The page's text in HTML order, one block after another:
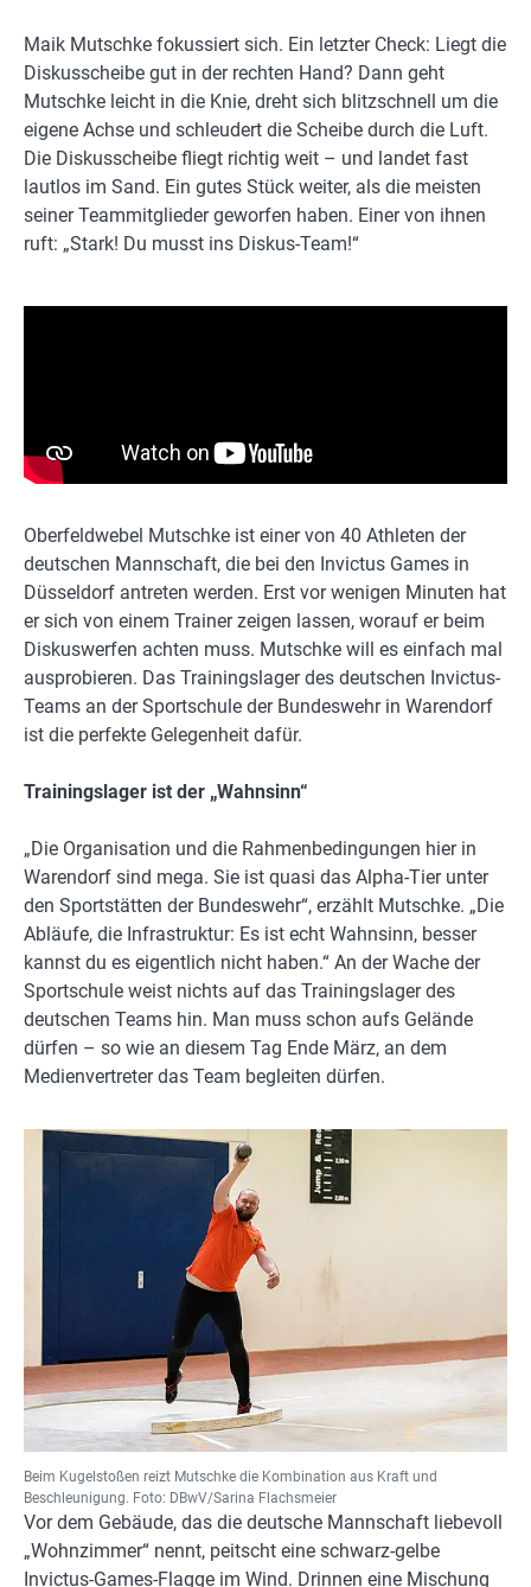
Maik Mutschke fokussiert sich. Ein letzter Check: Liegt die
Diskusscheibe gut in der rechten Hand? Dann geht
Mutschke leicht in die Knie, dreht sich blitzschnell um die
eigene Achse und schleudert die Scheibe durch die Luft.
Die Diskusscheibe fliegt richtig weit – und landet fast
lautlos im Sand. Ein gutes Stück weiter, als die meisten
seiner Teammitglieder geworfen haben. Einer von ihnen
ruft: „Stark! Du musst ins Diskus-Team!“
Oberfeldwebel Mutschke ist einer von 40 Athleten der
deutschen Mannschaft, die bei den Invictus Games in
Düsseldorf antreten werden. Erst vor wenigen Minuten hat
er sich von einem Trainer zeigen lassen, worauf er beim
Diskuswerfen achten muss. Mutschke will es einfach mal
ausprobieren. Das Trainingslager des deutschen Invictus-
Teams an der Sportschule der Bundeswehr in Warendorf
ist die perfekte Gelegenheit dafür.
Trainingslager ist der „Wahnsinn“
„Die Organisation und die Rahmenbedingungen hier in
Warendorf sind mega. Sie ist quasi das Alpha-Tier unter
den Sportstätten der Bundeswehr“, erzählt Mutschke. „Die
Abläufe, die Infrastruktur: Es ist echt Wahnsinn, besser
kannst du es eigentlich nicht haben.“ An der Wache der
Sportschule weist nichts auf das Trainingslager des
deutschen Teams hin. Man muss schon aufs Gelände
dürfen – so wie an diesem Tag Ende März, an dem
Medienvertreter das Team begleiten dürfen.
Beim Kugelstoßen reizt Mutschke die Kombination aus Kraft und
Beschleunigung. Foto: DBwV/Sarina Flachsmeier
Vor dem Gebäude, das die deutsche Mannschaft liebevoll
„Wohnzimmer“ nennt, peitscht eine schwarz-gelbe
Invictus-Games-Flagge im Wind. Drinnen eine Mischung